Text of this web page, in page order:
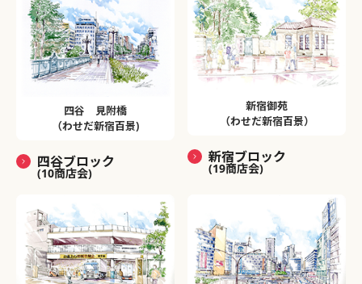
四谷 見附橋
（わせだ新宿百景)
四谷ブロック
(10商店会)
新宿御苑
（わせだ新宿百景）
新宿ブロック
(19商店会)